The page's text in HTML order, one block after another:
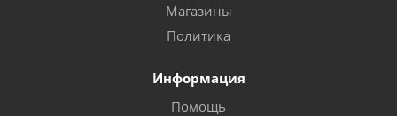
Магазины
Политика
Информация
Помощь